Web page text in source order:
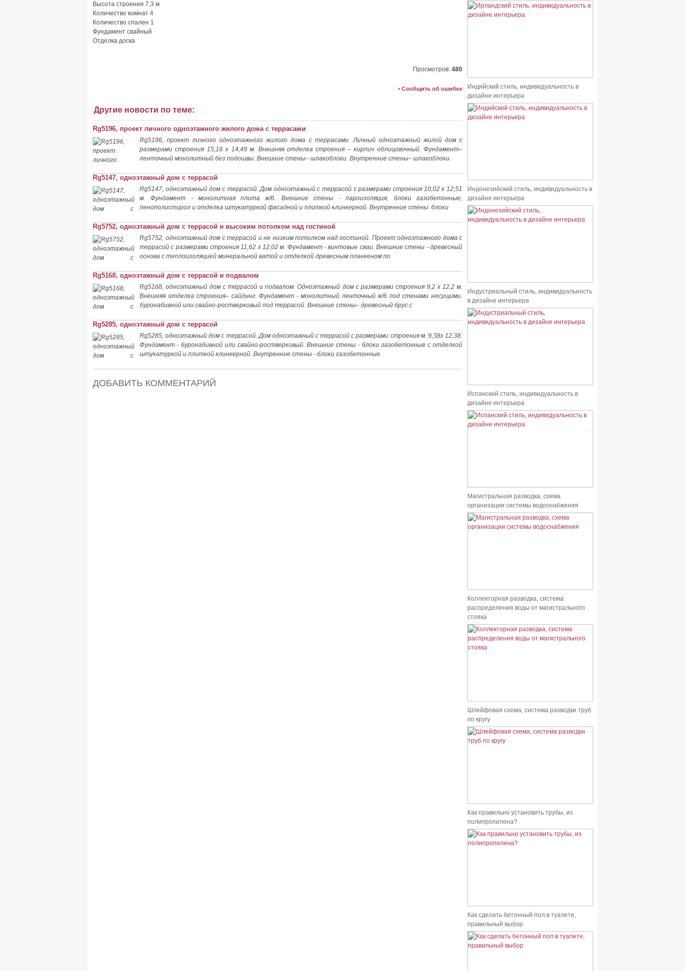
Высота строения 7,3 м
Количество комнат 4
Количество спален 1
Фундамент свайный
Отделка доска
Просмотров: 480
• Сообщить об ошибке
Другие новости по теме:
Rg5196, проект личного одноэтажного жилого дома с террасами
Rg5196, проект личного одноэтажного жилого дома с террасами. Личный одноэтажный жилой дом с
размерами строения 15,18 х 14,49 м. Внешняя отделка строения – кирпич облицовочный. Фундамент–
ленточный монолитный без подошвы. Внешние стены– шлакоблоки. Внутренние стены– шлакоблоки.
Rg5147, одноэтажный дом с террасой
Rg5147, одноэтажный дом с террасой. Дом одноэтажный с террасой с размерами строения 10,02 x 12,51
м. Фундамент - монолитная плита ж/б. Внешние стены - пароизоляция, блоки газобетонные,
пенополистирол и отделка штукатуркой фасадной и плиткой клинкерной. Внутренние стены: блоки
Rg5752, одноэтажный дом с террасой и высоким потолком над гостиной
Rg5752, одноэтажный дом с террасой и не низким потолком над гостиной. Проект одноэтажного дома с
террасой с размерами строения 11,62 х 12,02 м. Фундамент - винтовые сваи. Внешние стены - древесный
основа с теплоизоляцией минеральной ватой и отделкой древесным планкеном по
Rg5168, одноэтажный дом с террасой и подвалом
Rg5168, одноэтажный дом с террасой и подвалом. Одноэтажный дом с размерами строения 9,2 x 12,2 м.
Внешняя отделка строения– сайдинг. Фундамент - монолитный ленточный ж/б под стенами несущими.
буронабивной или свайно-ростверковый под террасой. Внешние стены– древесный брус с
Rg5285, одноэтажный дом с террасой
Rg5285, одноэтажный дом с террасой. Дом одноэтажный с террасой с размерами строения м. 9,38х 12,38.
Фундамент - буронабивной или свайно-ростверковый. Внешние стены - блоки газобетонные с отделкой
штукатуркой и плиткой клинкерной. Внутренние стены - блоки газобетонные.
ДОБАВИТЬ КОММЕНТАРИЙ
Индийский стиль, индивидуальность в
дизайне интерьера
Индонезийский стиль, индивидуальность в
дизайне интерьера
Индустриальный стиль, индивидуальность
в дизайне интерьера
Испанский стиль, индивидуальность в
дизайне интерьера
Магистральная разводка, схема
организации системы водоснабжения
Коллекторная разводка, система
распределения воды от магистрального
стояка
Шлейфовая схема, система разводки труб
по кругу
Как правильно установить трубы, из
полипропилена?
Как сделать бетонный пол в туалете,
правильный выбор